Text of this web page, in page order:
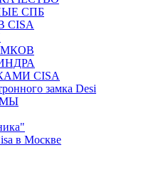
СПБ
CISA
замка Desi
в Москве